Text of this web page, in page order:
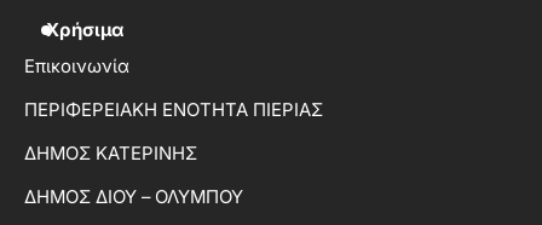
Χρήσιμα
Επικοινωνία
ΠΕΡΙΦΕΡΕΙΑΚΗ ΕΝΟΤΗΤΑ ΠΙΕΡΙΑΣ
ΔΗΜΟΣ ΚΑΤΕΡΙΝΗΣ
ΔΗΜΟΣ ΔΙΟΥ – ΟΛΥΜΠΟΥ